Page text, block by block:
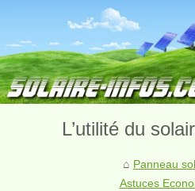
L’utilité du
Panneau
Astuces